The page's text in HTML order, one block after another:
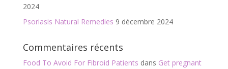
2024
Psoriasis Natural Remedies 9 décembre 2024
Commentaires récents
Food To Avoid For Fibroid Patients dans Get pregnant